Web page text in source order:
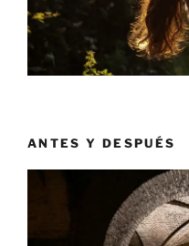
ANTES Y DESPUÉS